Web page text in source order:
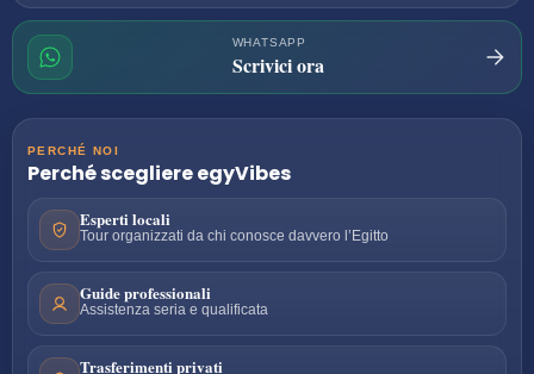
WHATSAPP
Scrivici ora
PERCHÉ NOI
Perché scegliereegyVibes
Esperti locali
Tour organizzati da chi conosce davvero l’Egitto
Guide professionali
Assistenza seria e qualificata
Trasferimenti privati